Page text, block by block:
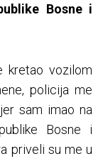
Bosne i
kretao vozilom
policija me
sam imao na
Bosne i
priveli su me u